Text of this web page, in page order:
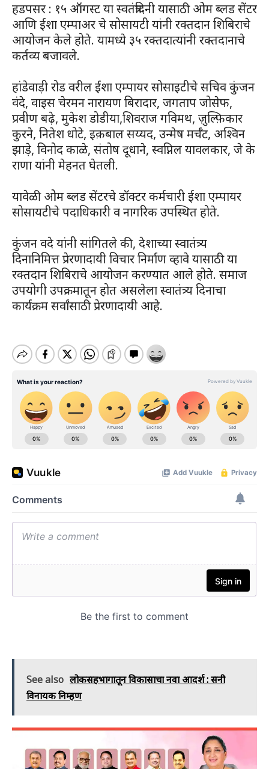
हडपसर : १५ ऑगस्ट या स्वतंत्रदिनी यासाठी ओम ब्लड सेंटर
आणि ईशा एम्पाअर चे सोसायटी यांनी रक्तदान शिबिराचे
आयोजन केले होते. यामध्ये ३५ रक्तदात्यांनी रक्तदानाचे
कर्तव्य बजावले.
हांडेवाड़ी रोड वरील ईशा एम्पायर सोसाइटीचे सचिव कुंजन
वंदे, वाइस चेरमन नारायण बिरादार, जगताप जोसेफ,
प्रवीण बढ़े, मुकेश डोडीया,शिवराज गविमथ, ज़ुल्फ़िकार
कुरने, नितेश धोटे, इक़बाल सय्यद, उन्मेष मर्चँट, अश्विन
झाड़े, विनोद काळे, संतोष दूधाने, स्वप्निल यावलकार, जे के
राणा यांनी मेहनत घेतली.
यावेळी ओम ब्लड सेंटरचे डॉक्टर कर्मचारी ईशा एम्पायर
सोसायटीचे पदाधिकारी व नागरिक उपस्थित होते.
कुंजन वदे यांनी सांगितले की, देशाच्या स्वातंत्र्य
दिनानिमित्त प्रेरणादायी विचार निर्माण व्हावे यासाठी या
रक्तदान शिबिराचे आयोजन करण्यात आले होते. समाज
उपयोगी उपक्रमातून होत असलेला स्वातंत्र्य दिनाचा
कार्यक्रम सर्वांसाठी प्रेरणादायी आहे.
See also लोकसहभागातून विकासाचा नवा आदर्श : सनी
विनायक निम्हण